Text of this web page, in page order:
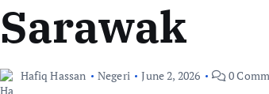
Sarawak
Hafiq Hassan Negeri June 2, 2026 0